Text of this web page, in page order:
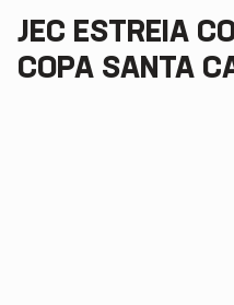
JEC ESTREIA
COPA SANTA